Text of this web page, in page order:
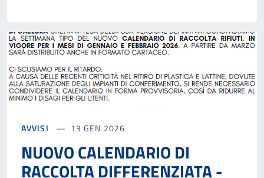
AVVISI 13 GEN 2026
NUOVO CALENDARIO DI
RACCOLTA DIFFERENZIATA -